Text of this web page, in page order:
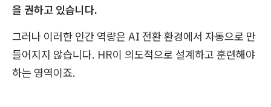
을 권하고 있습니다.
그러나 이러한 인간 역량은 AI 전환 환경에서 자동으로 만
들어지지 않습니다. HR이 의도적으로 설계하고 훈련해야
하는 영역이죠.